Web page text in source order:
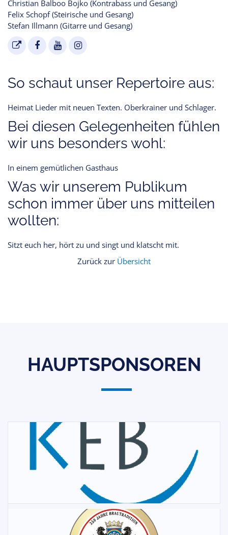
Christian Balboo Bojko (Kontrabass und Gesang)
Felix Schopf (Steirische und Gesang)
Stefan Illmann (Gitarre und Gesang)
So schaut unser Repertoire aus:
Heimat Lieder mit neuen Texten. Oberkrainer und Schlager.
Bei diesen Gelegenheiten fühlen
wir uns besonders wohl:
In einem gemütlichen Gasthaus
Was wir unserem Publikum
schon immer über uns mitteilen
wollten:
Sitzt euch her, hört zu und singt und klatscht mit.
Zurück zur Übersicht
HAUPTSPONSOREN